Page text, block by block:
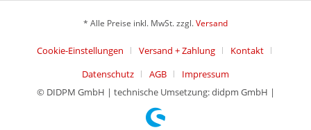
* Alle Preise inkl. MwSt. zzgl.Versand
Cookie-Einstellungen Versand + Zahlung
Kontakt
Datenschutz
AGB
Impressum
© DIDPM GmbH | technische Umsetzung: didpm GmbH |